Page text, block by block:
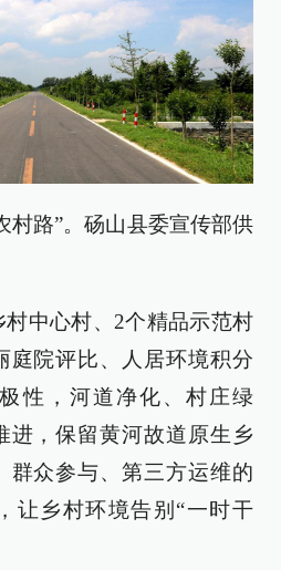
村路”。砀山县委宣传部供
中心村、2个精品示范村
庭院评比、人居环境积分
性，河道净化、村庄绿
进，保留黄河故道原生乡
群众参与、第三方运维的
让乡村环境告别“一时干